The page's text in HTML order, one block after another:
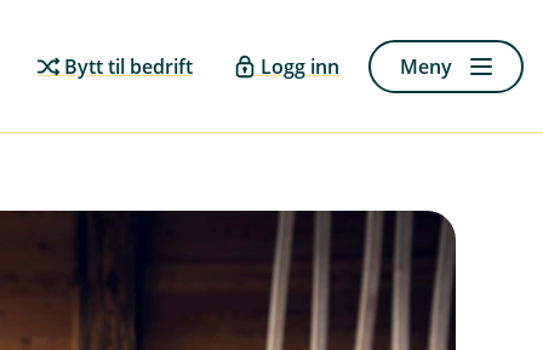
Bytt til bedrift Logg inn Meny